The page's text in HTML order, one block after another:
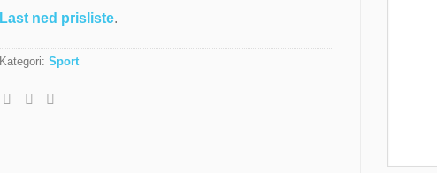
Last ned prisliste.
Kategori:Sport